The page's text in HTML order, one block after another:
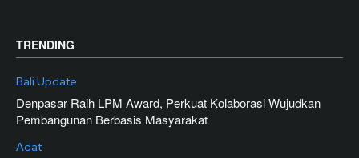
TRENDING
Bali Update
Denpasar Raih LPM Award, Perkuat Kolaborasi Wujudkan
Pembangunan Berbasis Masyarakat
Adat